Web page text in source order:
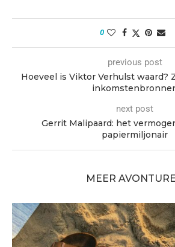
0
previous post
Hoeveel is Viktor Verhulst waard?
next post
Gerrit Malipaard: het
papiermiljonair
MEER